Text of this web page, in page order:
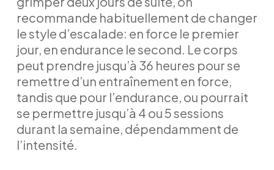
recommande habituellement de changer
le style d’escalade: en force le premier
jour, en endurance le second. Le corps
peut prendre jusqu’à 36 heures pour se
remettre d’un entraînement en force,
tandis que pour l’endurance, ou pourrait
se permettre jusqu’à 4 ou 5 sessions
durant la semaine, dépendamment de
l’intensité.